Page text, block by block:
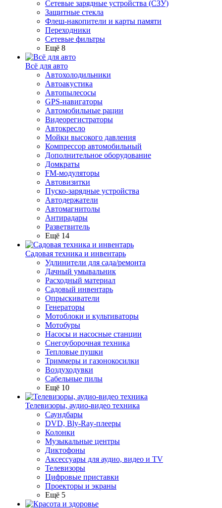
Сетевые зарядные устройства (СЗУ)
Защитные стекла
Флеш-накопители и карты памяти
Переходники
Сетевые фильтры
Ещё 8
Всё для авто
Автохолодильники
Автоакустика
Автопылесосы
GPS-навигаторы
Автомобильные рации
Видеорегистраторы
Автокресло
Мойки высокого давления
Компрессор автомобильный
Дополнительное оборудование
Домкраты
FM-модуляторы
Автовизитки
Пуско-зарядные устройства
Автодержатели
Автомагнитолы
Антирадары
Разветвитель
Ещё 14
Садовая техника и инвентарь
Удлинители для сада/ремонта
Дачный умывальник
Расходный материал
Садовый инвентарь
Опрыскиватели
Генераторы
Мотоблоки и культиваторы
Мотобуры
Насосы и насосные станции
Снегоуборочная техника
Тепловые пушки
Триммеры и газонокосилки
Воздуходувки
Сабельные пилы
Ещё 10
Телевизоры, аудио-видео техника
Саундбары
DVD, Bly-Ray-плееры
Колонки
Музыкальные центры
Диктофоны
Аксессуары для аудио, видео и TV
Телевизоры
Цифровые приставки
Проекторы и экраны
Ещё 5